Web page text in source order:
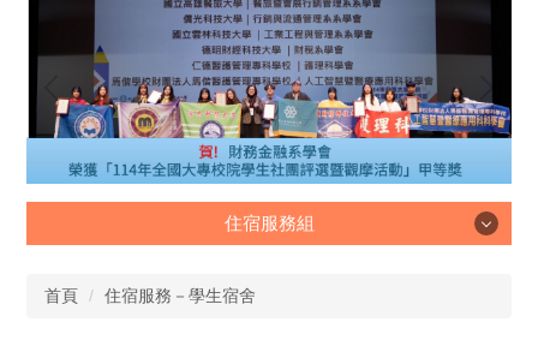
住宿服務組
住宿服務組
首頁 住宿服務－學生宿舍